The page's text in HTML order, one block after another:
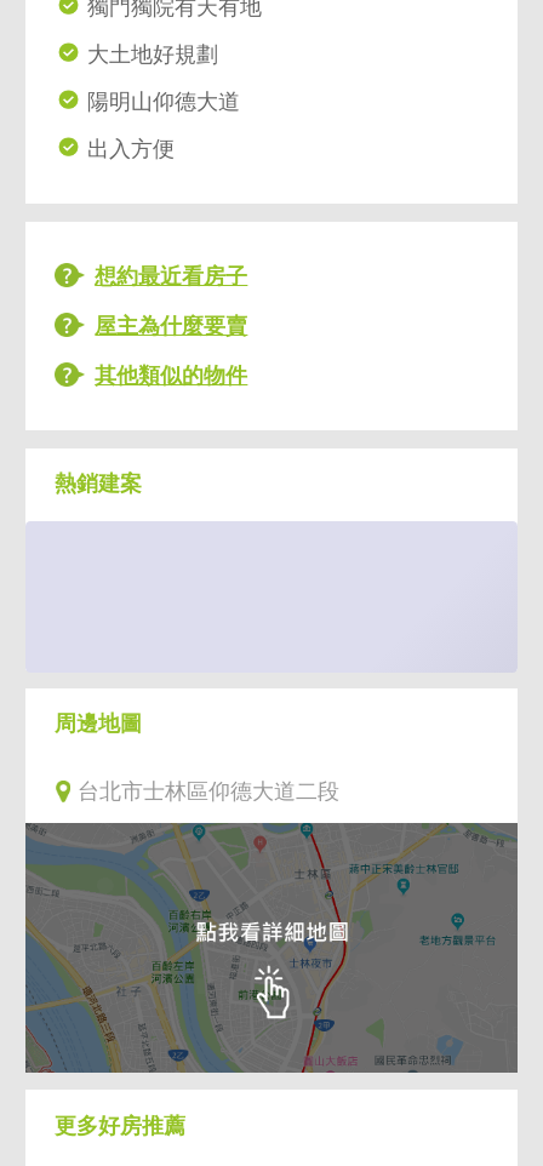
獨門獨院有天有地
大土地好規劃
陽明山仰德大道
出入方便
想約最近看房子
屋主為什麼要賣
其他類似的物件
熱銷建案
周邊地圖
台北市士林區仰德大道二段
更多好房推薦